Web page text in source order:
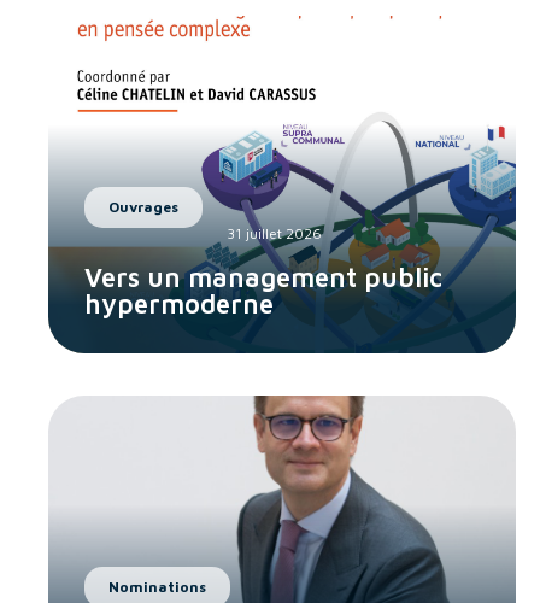
Ouvrages
31 juillet 2026
Vers un management public
hypermoderne
Nominations